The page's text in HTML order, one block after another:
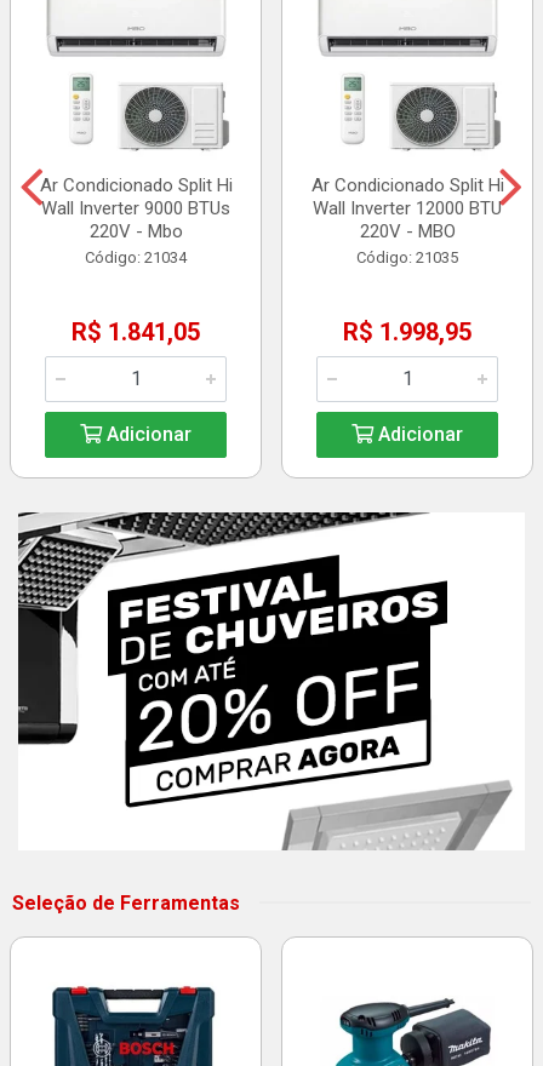
Ar Condicionado Split Hi
Wall Inverter 9000 BTUs
220V - Mbo
Código: 21034
R$ 1.841,05
Adicionar
Ar Condicionado Split Hi
Wall Inverter 12000 BTU
220V - MBO
Código: 21035
R$ 1.998,95
Adicionar
Seleção de Ferramentas